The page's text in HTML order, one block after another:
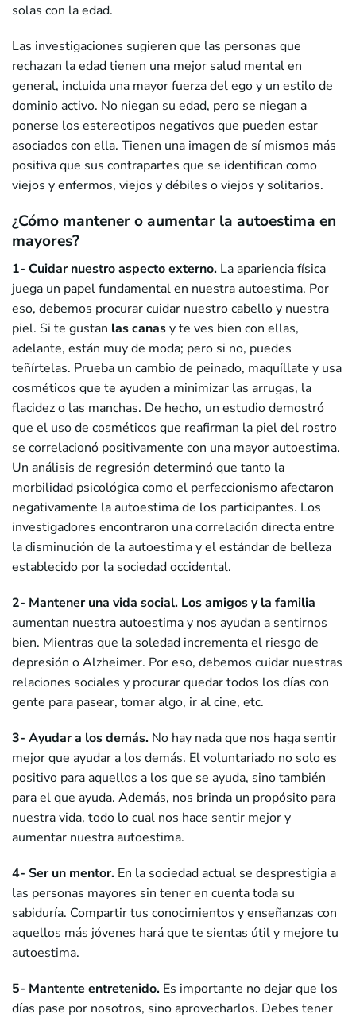
solas con la edad.
Las investigaciones sugieren que las personas que
rechazan la edad tienen una mejor salud mental en
general, incluida una mayor fuerza del ego y un estilo de
dominio activo. No niegan su edad, pero se niegan a
ponerse los estereotipos negativos que pueden estar
asociados con ella. Tienen una imagen de sí mismos más
positiva que sus contrapartes que se identifican como
viejos y enfermos, viejos y débiles o viejos y solitarios.
¿Cómo mantener o aumentar la autoestima en
mayores?
1- Cuidar nuestro aspecto externo. La apariencia física
juega un papel fundamental en nuestra autoestima. Por
eso, debemos procurar cuidar nuestro cabello y nuestra
piel. Si te gustan las canasy te ves bien con ellas,
adelante, están muy de moda; pero si no, puedes
teñírtelas. Prueba un cambio de peinado, maquíllate y usa
cosméticos que te ayuden a minimizar las arrugas, la
flacidez o las manchas. De hecho, un estudio demostró
que el uso de cosméticos que reafirman la piel del rostro
se correlacionó positivamente con una mayor autoestima.
Un análisis de regresión determinó que tanto la
morbilidad psicológica como el perfeccionismo afectaron
negativamente la autoestima de los participantes. Los
investigadores encontraron una correlación directa entre
la disminución de la autoestima y el estándar de belleza
establecido por la sociedad occidental.
2- Mantener una vida social. Los amigos y la familia
aumentan nuestra autoestima y nos ayudan a sentirnos
bien. Mientras que la soledad incrementa el riesgo de
depresión o Alzheimer. Por eso, debemos cuidar nuestras
relaciones sociales y procurar quedar todos los días con
gente para pasear, tomar algo, ir al cine, etc.
3- Ayudar a los demás. No hay nada que nos haga sentir
mejor que ayudar a los demás. El voluntariado no solo es
positivo para aquellos a los que se ayuda, sino también
para el que ayuda. Además, nos brinda un propósito para
nuestra vida, todo lo cual nos hace sentir mejor y
aumentar nuestra autoestima.
4- Ser un mentor. En la sociedad actual se desprestigia a
las personas mayores sin tener en cuenta toda su
sabiduría. Compartir tus conocimientos y enseñanzas con
aquellos más jóvenes hará que te sientas útil y mejore tu
autoestima.
5- Mantente entretenido. Es importante no dejar que los
días pase por nosotros, sino aprovecharlos. Debes tener